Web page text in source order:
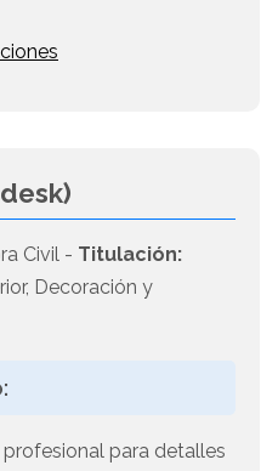
Civil - Titulación:
Decoración y
para detalles